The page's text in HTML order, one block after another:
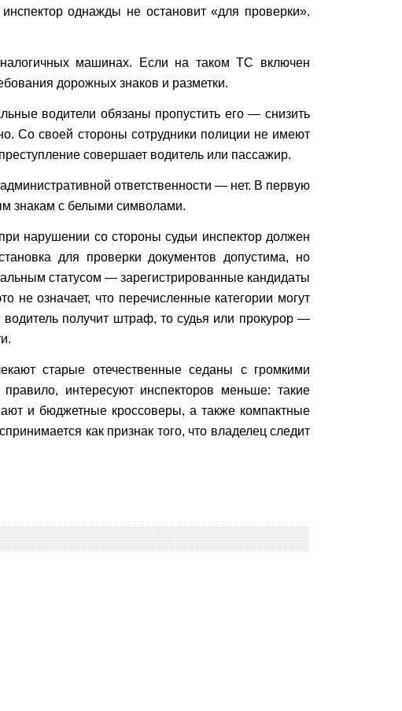
однажды не остановит «для проверки».
машинах. Если на таком ТС включен
дорожных знаков и разметки.
водители обязаны пропустить его — снизить
Со своей стороны сотрудники полиции не имеют
совершает водитель или пассажир.
ответственности — нет. В первую
знакам с белыми символами.
нарушении со стороны судьи инспектор должен
для проверки документов допустима, но
статусом — зарегистрированные кандидаты
не означает, что перечисленные категории могут
водитель получит штраф, то судья или прокурор —
старые отечественные седаны с громкими
интересуют инспекторов меньше: такие
и бюджетные кроссоверы, а также компактные
как признак того, что владелец следит